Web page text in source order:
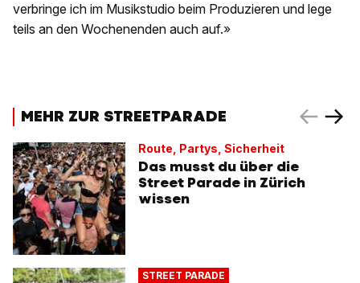
verbringe ich im Musikstudio beim Produzieren und lege
teils an den Wochenenden auch auf.»
MEHR ZUR STREETPARADE
Route, Partys, Sicherheit
Das musst du über die
Street Parade in Zürich
wissen
STREET PARADE